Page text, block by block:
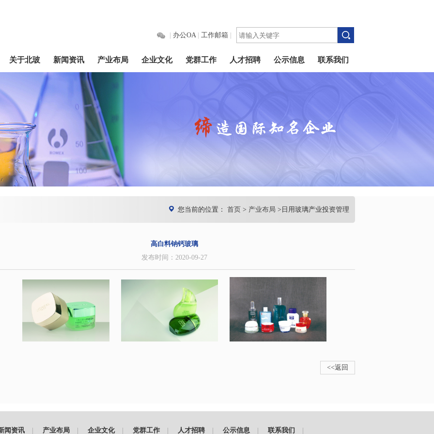
办公OA| 工作邮箱
关于北玻 新闻资讯 产业布局 企业文化 党群工作 人才招聘 公示信息 联系我们
您当前的位置： 首页 > 产业布局 >日用玻璃产业投资管理
高白料钠钙玻璃
发布时间：2020-09-27
<<返回
闻资讯 产业布局 企业文化 党群工作 人才招聘 公示信息 联系我们